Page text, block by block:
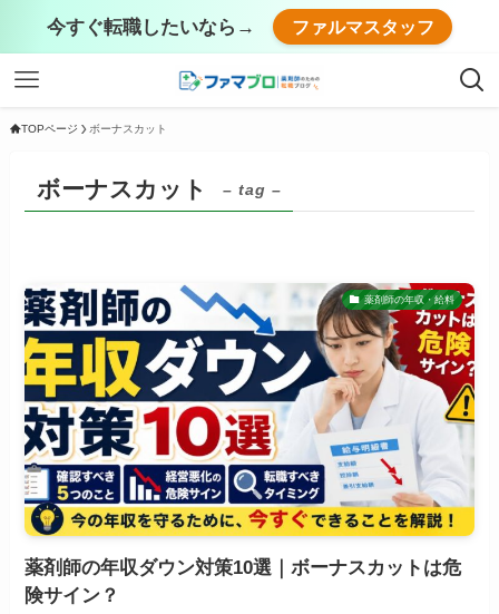
今すぐ転職したいなら→ ファルマスタッフ
TOPページ ボーナスカット
ボーナスカット – tag –
薬剤師の年収・給料
薬剤師の年収ダウン対策10選｜ボーナスカットは危
険サイン？